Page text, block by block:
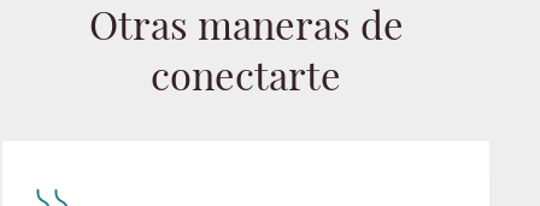
Otras maneras de
conectarte